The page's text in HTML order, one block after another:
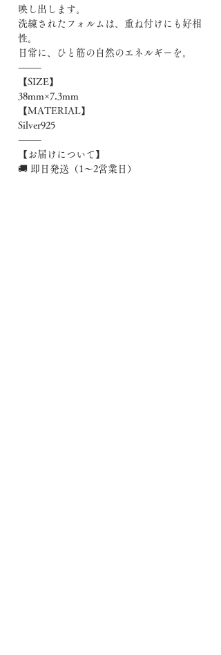
映し出します。
洗練されたフォルムは、重ね付けにも好相
性。
日常に、ひと筋の自然のエネルギーを。
⸻
【SIZE】
38mm×7.3mm
【MATERIAL】
Silver925
⸻
【お届けについて】
🚚 即日発送（1〜2営業日）